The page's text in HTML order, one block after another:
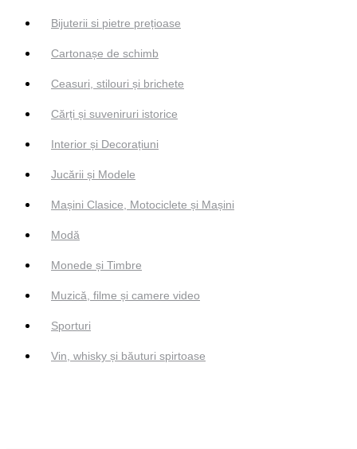
Bijuterii si pietre prețioase
Cartonașe de schimb
Ceasuri, stilouri și brichete
Cărți și suveniruri istorice
Interior și Decorațiuni
Jucării și Modele
Mașini Clasice, Motociclete și Mașini
Modă
Monede și Timbre
Muzică, filme și camere video
Sporturi
Vin, whisky și băuturi spirtoase